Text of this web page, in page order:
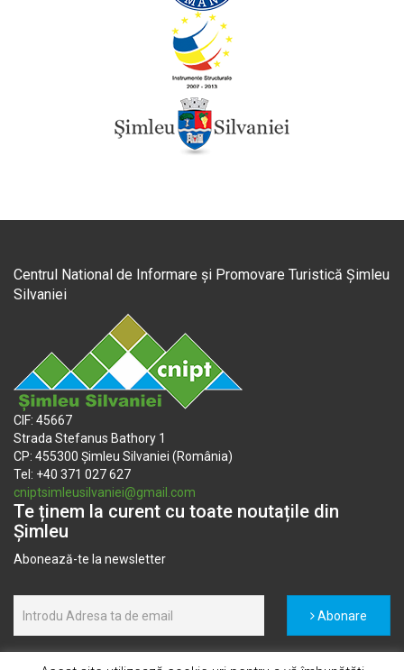
Centrul National de Informare și Promovare Turistică Șimleu
Silvaniei
CIF: 45667
Strada Stefanus Bathory 1
CP: 455300 Șimleu Silvaniei (România)
Tel: +40 371 027 627
cniptsimleusilvaniei@gmail.com
Te ținem la curent cu toate noutațile din
Șimleu
Abonează-te la newsletter
Abonare